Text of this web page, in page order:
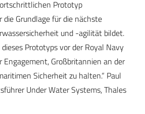
Prototyp
Grundlage für die nächste
und -agilität bildet.
Prototyps vor der Royal Navy
Engagement, Großbritannien an der
Sicherheit zu halten.“ Paul
Under Water Systems, Thales